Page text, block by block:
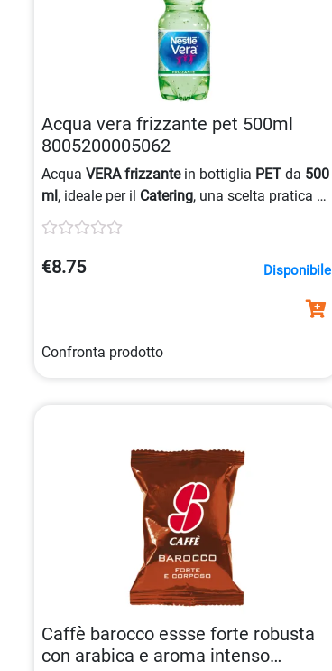
Acqua vera frizzante pet 500ml
8005200005062
Acqua VERA frizzantein bottiglia PET da 500
ml, ideale per il Catering, una scelta pratica e
rinfrescante.
€8.75 Disponibile
Confronta prodotto
Caffè barocco essse forte robusta
con arabica e aroma intenso